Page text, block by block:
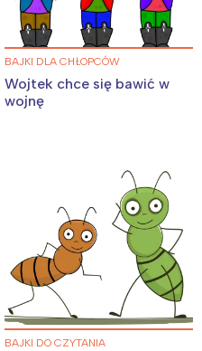
BAJKI DLA CHŁOPCÓW
Wojtek chce się bawić w
wojnę
BAJKI DO CZYTANIA